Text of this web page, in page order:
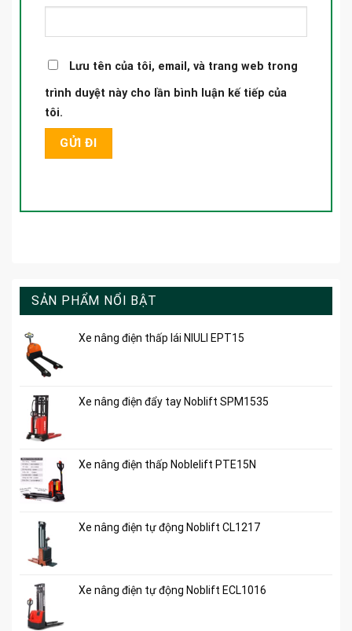
Lưu tên của tôi, email, và trang web trong
trình duyệt này cho lần bình luận kế tiếp của
tôi.
SẢN PHẨM NỔI BẬT
Xe nâng điện thấp lái NIULI EPT15
Xe nâng điện đẩy tay Noblift SPM1535
Xe nâng điện thấp Noblelift PTE15N
Xe nâng điện tự động Noblift CL1217
Xe nâng điện tự động Noblift ECL1016